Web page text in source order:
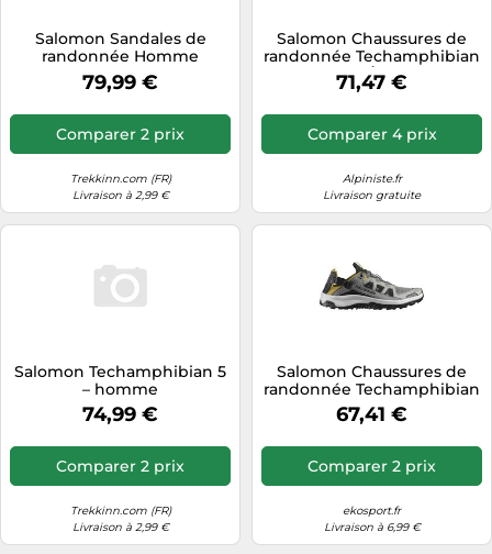
Tondeuses cheveux & barbe
Téléphonie
Téléviseurs
Télévision & vidéo
Électroménager
Salomon Sandales de
randonnée Homme
Techamphibian 5 Walnut
Wrought Iron Black Taille
79,99 €
Comparer 2 prix
Trekkinn.com (FR)
Livraison à 2,99 €
Salomon Chaussures de
randonnée Techamphibian
5 Walnut/Wrought
Iron/Black Homme Taille
71,47 €
Comparer 4 prix
Alpiniste.fr
Livraison gratuite
Salomon Techamphibian 5
– homme
74,99 €
Comparer 2 prix
Trekkinn.com (FR)
Livraison à 2,99 €
Salomon Chaussures de
randonnée Techamphibian
5 Gris/argent Homme 44
2/3
67,41 €
Comparer 2 prix
ekosport.fr
Livraison à 6,99 €